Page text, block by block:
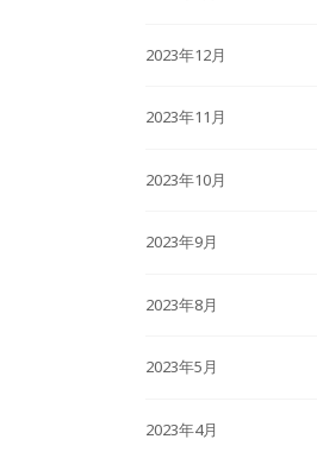
2023年12月
2023年11月
2023年10月
2023年9月
2023年8月
2023年5月
2023年4月